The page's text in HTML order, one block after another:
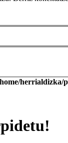
herrialdizka/